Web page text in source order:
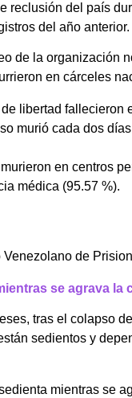
reclusión del país
del año anterior.
de la organización
en cárceles
libertad fallecieron
murió cada dos
en centros
médica (95.57 %).
de
se agrava la
tras el colapso
sedientos y
mientras se